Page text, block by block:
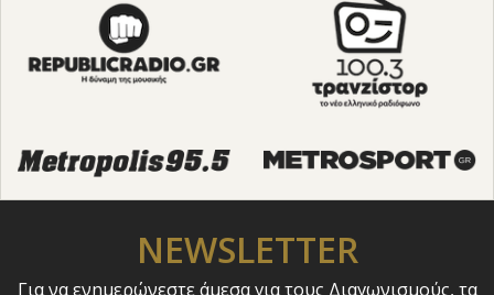
NEWSLETTER
Για να ενημερώνεστε άμεσα για τους Διαγωνισμούς, τα